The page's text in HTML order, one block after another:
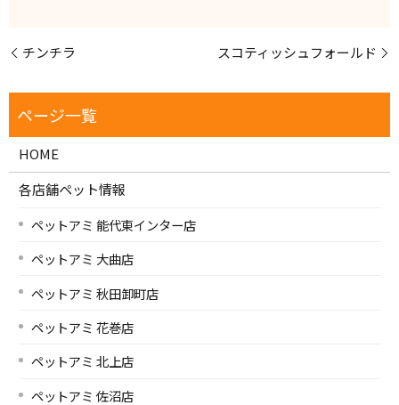
チンチラ スコティッシュフォールド
HOME
各店舗ペット情報
ペットアミ 能代東インター店
ペットアミ 大曲店
ペットアミ 秋田卸町店
ペットアミ 花巻店
ペットアミ 北上店
ペットアミ 佐沼店